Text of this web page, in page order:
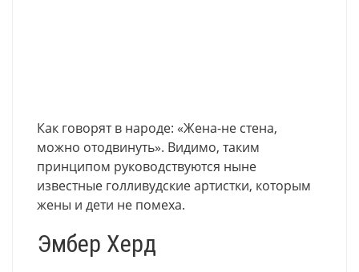
Как говорят в народе: «Жена-не стена,
можно отодвинуть». Видимо, таким
принципом руководствуются ныне
известные голливудские артистки, которым
жены и дети не помеха.
Эмбер Херд